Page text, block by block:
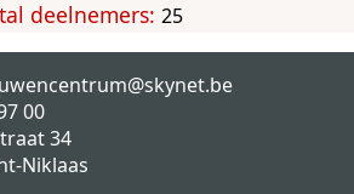
25
00
34
Niklaas